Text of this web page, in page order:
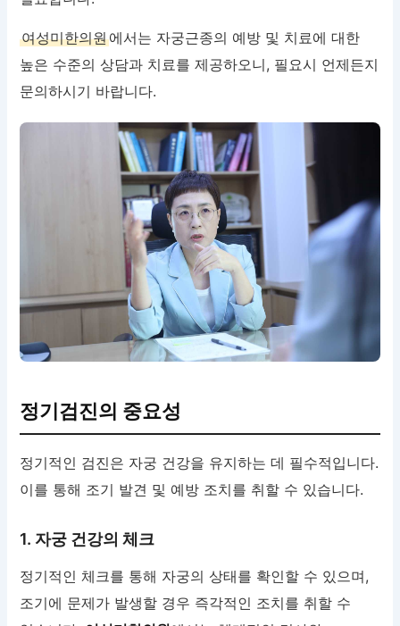
여성미한의원에서는 자궁근종의 예방 및 치료에 대한
높은 수준의 상담과 치료를 제공하오니, 필요시 언제든지
문의하시기 바랍니다.
정기검진의 중요성
정기적인 검진은 자궁 건강을 유지하는 데 필수적입니다.
이를 통해 조기 발견 및 예방 조치를 취할 수 있습니다.
1. 자궁 건강의 체크
정기적인 체크를 통해 자궁의 상태를 확인할 수 있으며,
조기에 문제가 발생할 경우 즉각적인 조치를 취할 수